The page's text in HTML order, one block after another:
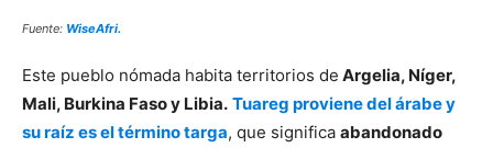
Fuente: WiseAfri.
Este pueblo nómada habita territorios de Argelia, Níger,
Mali, Burkina Faso y Libia. Tuareg proviene del árabe y
su raíz es el término targa, que significa abandonado